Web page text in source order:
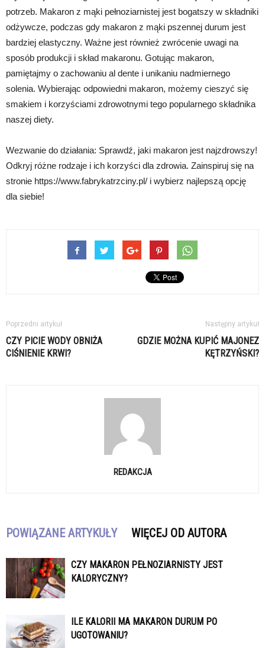
potrzeb. Makaron z mąki pełnoziarnistej jest bogatszy w składniki
odżywcze, podczas gdy makaron z mąki pszennej durum jest
bardziej elastyczny. Ważne jest również zwrócenie uwagi na
sposób produkcji i skład makaronu. Gotując makaron,
pamiętajmy o zachowaniu al dente i unikaniu nadmiernego
solenia. Wybierając odpowiedni makaron, możemy cieszyć się
smakiem i korzyściami zdrowotnymi tego popularnego składnika
naszej diety.
Wezwanie do działania: Sprawdź, jaki makaron jest najzdrowszy!
Odkryj różne rodzaje i ich korzyści dla zdrowia. Zainspiruj się na
stronie https://www.fabrykatrzciny.pl/ i wybierz najlepszą opcję
dla siebie!
Poprzedni artykuł
CZY PICIE WODY OBNIŻA
CIŚNIENIE KRWI?
Następny artykuł
GDZIE MOŻNA KUPIĆ MAJONEZ
KĘTRZYŃSKI?
REDAKCJA
POWIĄZANE ARTYKUŁY WIĘCEJ OD AUTORA
CZY MAKARON PEŁNOZIARNISTY JEST
KALORYCZNY?
ILE KALORII MA MAKARON DURUM PO
UGOTOWANIU?